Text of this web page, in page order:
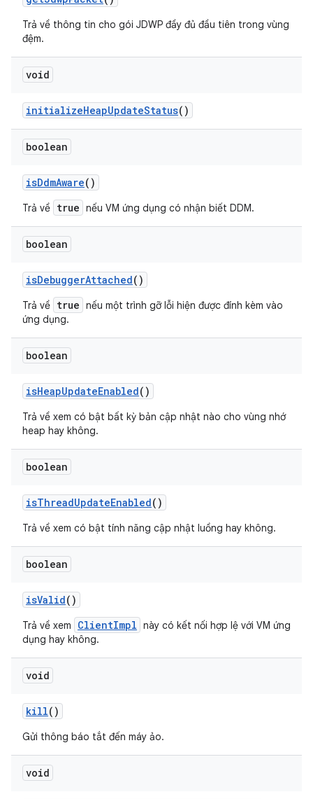
Trả về thông tin cho gói JDWP đầy đủ đầu tiên trong vùng
đệm.
void
initializeHeapUpdateStatus()
boolean
isDdmAware()
Trả về true nếu VM ứng dụng có nhận biết DDM.
boolean
isDebuggerAttached()
Trả về true nếu một trình gỡ lỗi hiện được đính kèm vào
ứng dụng.
boolean
isHeapUpdateEnabled()
Trả về xem có bật bất kỳ bản cập nhật nào cho vùng nhớ
heap hay không.
boolean
isThreadUpdateEnabled()
Trả về xem có bật tính năng cập nhật luồng hay không.
boolean
isValid()
Trả về xem ClientImpl này có kết nối hợp lệ với VM ứng
dụng hay không.
void
kill()
Gửi thông báo tắt đến máy ảo.
void